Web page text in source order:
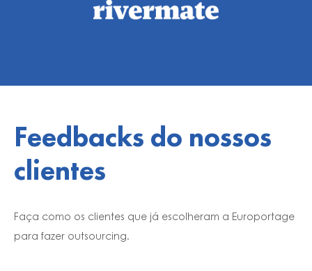
Feedbacks do nossos
clientes
Faça como os clientes que já escolheram a Europortage
para fazer outsourcing.